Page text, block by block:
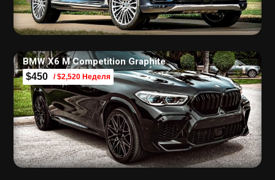
BMW X6 M Competition Graphite
$450 / $2,520 Неделя